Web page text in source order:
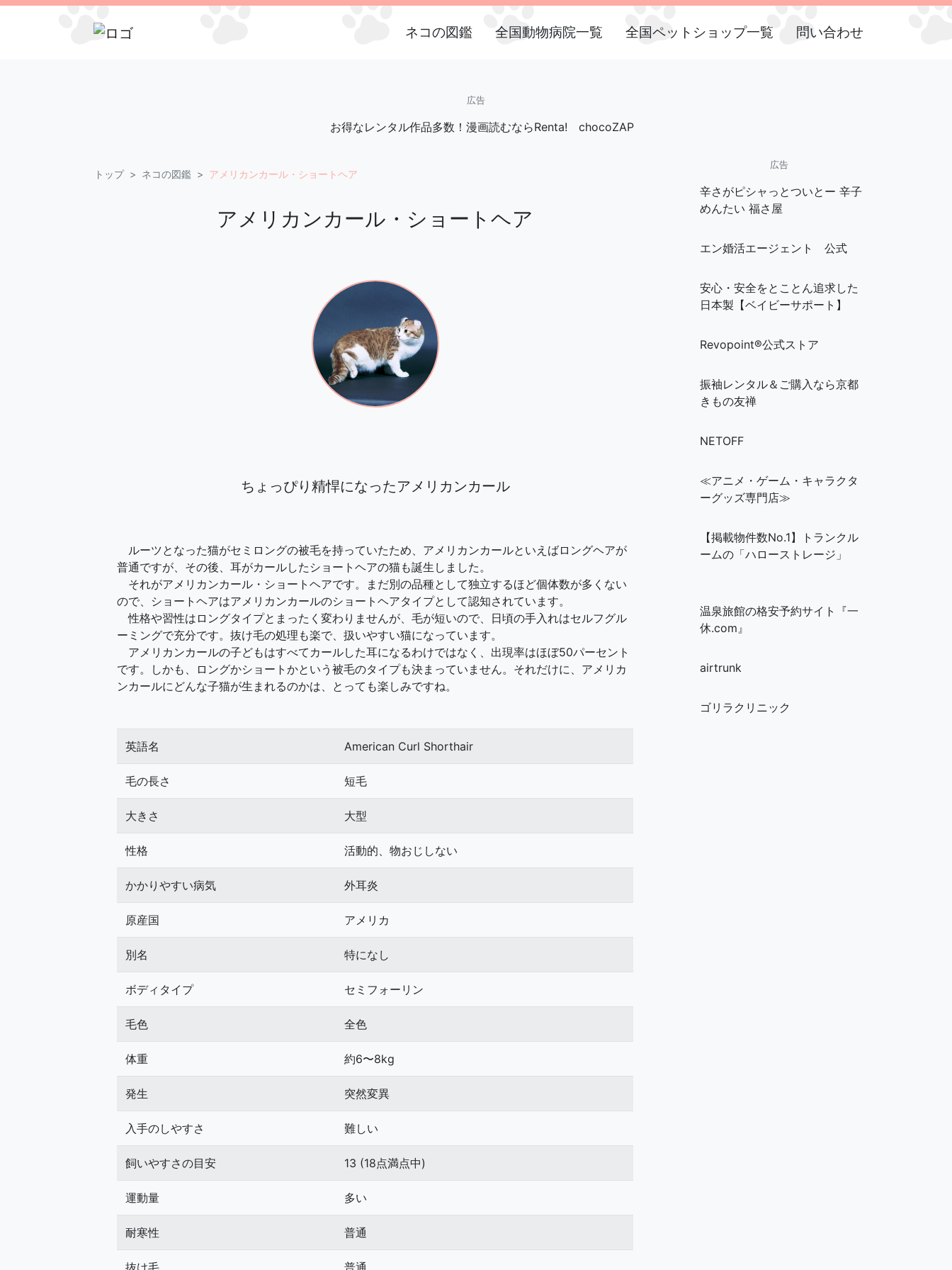
ネコの図鑑 全国動物病院一覧 全国ペットショップ一覧 問い合わせ
広告
お得なレンタル作品多数！漫画読むならRenta! chocoZAP
トップ ネコの図鑑 アメリカンカール・ショートヘア
アメリカンカール・ショートヘア
ちょっぴり精悍になったアメリカンカール
ルーツとなった猫がセミロングの被毛を持っていたため、アメリカンカールといえばロングヘアが
普通ですが、その後、耳がカールしたショートヘアの猫も誕生しました。
それがアメリカンカール・ショートヘアです。まだ別の品種として独立するほど個体数が多くない
ので、ショートヘアはアメリカンカールのショートヘアタイプとして認知されています。
性格や習性はロングタイプとまったく変わりませんが、毛が短いので、日頃の手入れはセルフグル
ーミングで充分です。抜け毛の処理も楽で、扱いやすい猫になっています。
アメリカンカールの子どもはすべてカールした耳になるわけではなく、出現率はほぼ50パーセント
です。しかも、ロングかショートかという被毛のタイプも決まっていません。それだけに、アメリカ
ンカールにどんな子猫が生まれるのかは、とっても楽しみですね。
英語名 American Curl Shorthair
毛の長さ 短毛
大きさ 大型
性格 活動的、物おじしない
かかりやすい病気 外耳炎
原産国 アメリカ
別名 特になし
ボディタイプ セミフォーリン
毛色 全色
体重 約6〜8kg
発生 突然変異
入手のしやすさ 難しい
飼いやすさの目安 13 (18点満点中)
運動量 多い
耐寒性 普通
抜け毛 普通
広告
辛さがピシャっとついとー 辛子
めんたい 福さ屋
エン婚活エージェント 公式
安心・安全をとことん追求した
日本製【ベイビーサポート】
Revopoint®公式ストア
振袖レンタル＆ご購入なら京都
きもの友禅
NETOFF
≪アニメ・ゲーム・キャラクタ
ーグッズ専門店≫
【掲載物件数No.1】トランクル
ームの「ハローストレージ」
温泉旅館の格安予約サイト『一
休.com』
airtrunk
ゴリラクリニック